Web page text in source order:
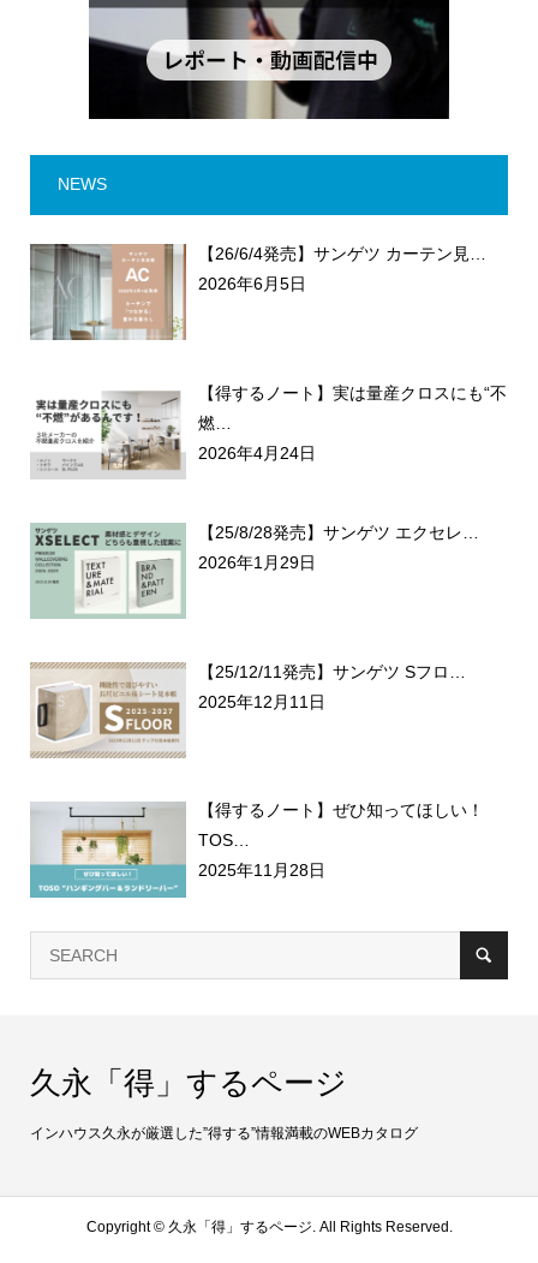
NEWS
【26/6/4発売】サンゲツ カーテン見…
2026年6月5日
【得するノート】実は量産クロスにも“不
燃…
2026年4月24日
【25/8/28発売】サンゲツ エクセレ…
2026年1月29日
【25/12/11発売】サンゲツ Sフロ…
2025年12月11日
【得するノート】ぜひ知ってほしい！
TOS…
2025年11月28日
久永「得」するページ
インハウス久永が厳選した”得する”情報満載のWEBカタログ
Copyright ©久永「得」するページ. All Rights Reserved.